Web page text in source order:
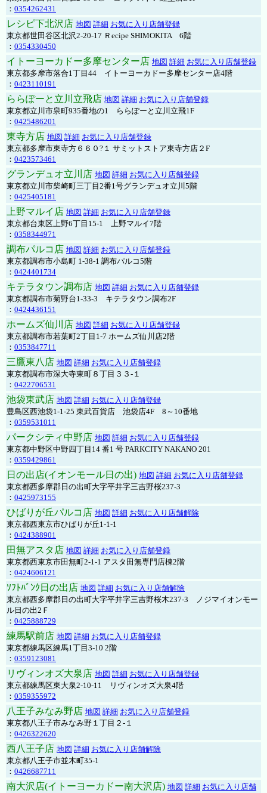
： 0354262431
レシピ下北沢店 地図 詳細 お気に入り店舗登録
東京都世田谷区北沢2-20-17 Ｒecipe SHIMOKITA 6階
： 0354330450
イトーヨーカドー多摩センター店 地図 詳細 お気に入り店舗登録
東京都多摩市落合1丁目44 イトーヨーカドー多摩センター店4階
： 0423110191
ららぽーと立川立飛店 地図 詳細 お気に入り店舗登録
東京都立川市泉町935番地の1 ららぽーと立川立飛1F
： 0425486201
東寺方店 地図 詳細 お気に入り店舗登録
東京都多摩市東寺方６６０?１ サミットストア東寺方店２F
： 0423573461
グランデュオ立川店 地図 詳細 お気に入り店舗登録
東京都立川市柴崎町三丁目2番1号グランデュオ立川5階
： 0425405181
上野マルイ店 地図 詳細 お気に入り店舗登録
東京都台東区上野6丁目15-1 上野マルイ7階
： 0358344971
調布パルコ店 地図 詳細 お気に入り店舗登録
東京都調布市小島町 1-38-1 調布パルコ5階
： 0424401734
キテラタウン調布店 地図 詳細 お気に入り店舗登録
東京都調布市菊野台1-33-3 キテラタウン調布2F
： 0424436151
ホームズ仙川店 地図 詳細 お気に入り店舗登録
東京都調布市若葉町2丁目1-7 ホームズ仙川店2階
： 0353847711
三鷹東八店 地図 詳細 お気に入り店舗登録
東京都調布市深大寺東町８丁目３３-１
： 0422706531
池袋東武店 地図 詳細 お気に入り店舗登録
豊島区西池袋1-1-25 東武百貨店 池袋店4F 8～10番地
： 0359531011
パークシティ中野店 地図 詳細 お気に入り店舗登録
東京都中野区中野四丁目14 番1 号 PARKCITY NAKANO 201
： 0359429861
日の出店(イオンモール日の出) 地図 詳細 お気に入り店舗登録
東京都西多摩郡日の出町大字平井字三吉野桜237-3
： 0425973155
ひばりが丘パルコ店 地図 詳細 お気に入り店舗解除
東京都西東京市ひばりが丘1-1-1
： 0424388901
田無アスタ店 地図 詳細 お気に入り店舗登録
東京都西東京市田無町2-1-1 アスタ田無専門店棟2階
： 0424606121
ｿﾌﾄﾊﾞﾝｸ日の出店 地図 詳細 お気に入り店舗解除
東京都西多摩郡日の出町大字平井字三吉野桜木237-3 ノジマイオンモー
ル日の出2Ｆ
： 0425888729
練馬駅前店 地図 詳細 お気に入り店舗登録
東京都練馬区練馬1丁目3-10 2階
： 0359123081
リヴィンオズ大泉店 地図 詳細 お気に入り店舗登録
東京都練馬区東大泉2-10-11 リヴィンオズ大泉4階
： 0359355972
八王子みなみ野店 地図 詳細 お気に入り店舗登録
東京都八王子市みなみ野１丁目２-１
： 0426322620
西八王子店 地図 詳細 お気に入り店舗解除
東京都八王子市並木町35-1
： 0426687711
南大沢店(イトーヨーカドー南大沢店) 地図 詳細 お気に入り店舗